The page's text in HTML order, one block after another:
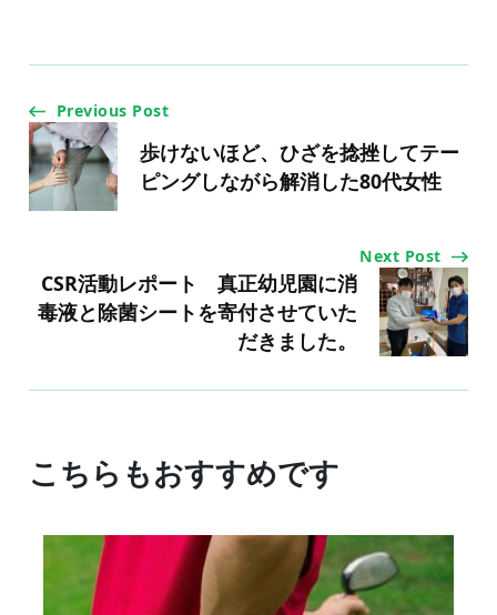
Post
Navigation
Previous Post
歩けないほど、ひざを捻挫してテー
ピングしながら解消した80代女性
Next Post
CSR活動レポート 真正幼児園に消
毒液と除菌シートを寄付させていた
だきました。
こちらもおすすめです